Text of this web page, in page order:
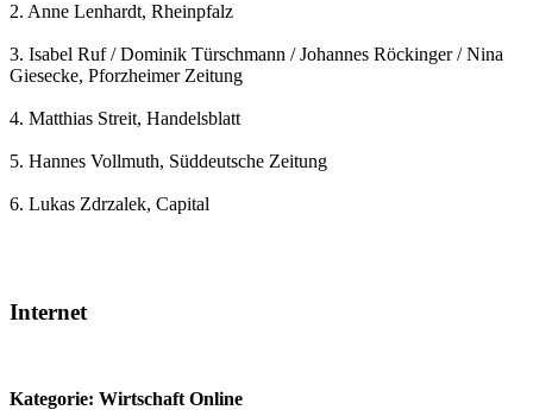
2. Anne Lenhardt, Rheinpfalz
3. Isabel Ruf / Dominik Türschmann / Johannes Röckinger / Nina
Giesecke, Pforzheimer Zeitung
4. Matthias Streit, Handelsblatt
5. Hannes Vollmuth, Süddeutsche Zeitung
6. Lukas Zdrzalek, Capital
Internet
Kategorie: Wirtschaft Online